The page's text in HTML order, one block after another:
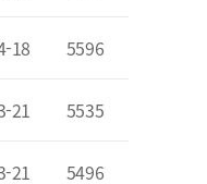
18 5596
21 5535
21 5496